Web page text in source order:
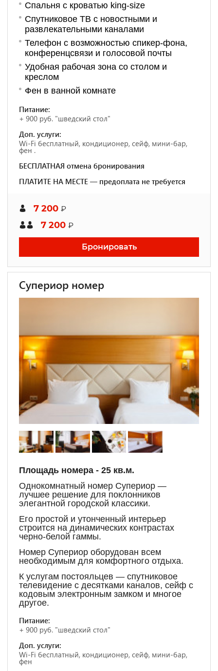
Спальня с кроватью king-size
Спутниковое ТВ с новостными и
развлекательными каналами
Телефон с возможностью спикер-фона,
конференцсвязи и голосовой почты
Удобная рабочая зона со столом и
креслом
Фен в ванной комнате
Питание:
+ 900 руб. "шведский стол"
Доп. услуги:
Wi-Fi бесплатный, кондиционер, сейф, мини-бар,
фен .
БЕСПЛАТНАЯ отмена бронирования
ПЛАТИТЕ НА МЕСТЕ — предоплата не требуется
7 200 ₽
7 200 ₽
Бронировать
Супериор номер
Площадь номера - 25 кв.м.
Однокомнатный номер Супериор —
лучшее решение для поклонников
элегантной городской классики.
Его простой и утонченный интерьер
строится на динамических контрастах
черно-белой гаммы.
Номер Супериор оборудован всем
необходимым для комфортного отдыха.
К услугам постояльцев — спутниковое
телевидение с десятками каналов, сейф с
кодовым электронным замком и многое
другое.
Питание:
+ 900 руб. "шведский стол"
Доп. услуги:
Wi-Fi бесплатный, кондиционер, сейф, мини-бар,
фен